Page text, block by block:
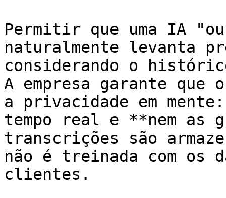
Permitir que uma IA
naturalmente levanta
considerando o
A empresa garante
a privacidade em
tempo real e **nem as
transcrições são
não é treinada com os
clientes.